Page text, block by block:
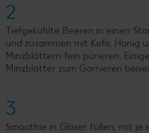
2
Tiefgekühlte Beeren in einen
und zusammen mit Kefir, Honig
Minzblättern fein pürieren.
Minzblätter zum Garnieren
3
Smoothie in Gläser füllen, mit je